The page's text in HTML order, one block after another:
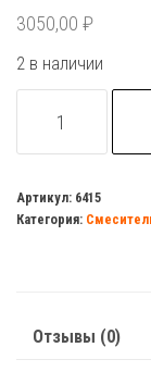
3050,00 ₽
2 в наличии
товара
для
раковины
Артикул: 6415
Категория:
Отзывы (0)